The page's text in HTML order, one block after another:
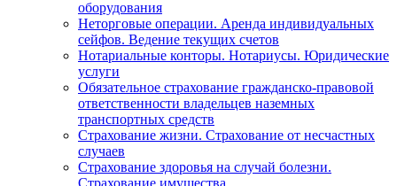
оборудования
Неторговые операции. Аренда индивидуальных
сейфов. Ведение текущих счетов
Нотариальные конторы. Нотариусы. Юридические
услуги
Обязательное страхование гражданско-правовой
ответственности владельцев наземных
транспортных средств
Страхование жизни. Страхование от несчастных
случаев
Страхование здоровья на случай болезни.